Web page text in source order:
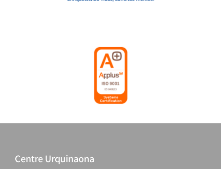
Centre Urquinaona